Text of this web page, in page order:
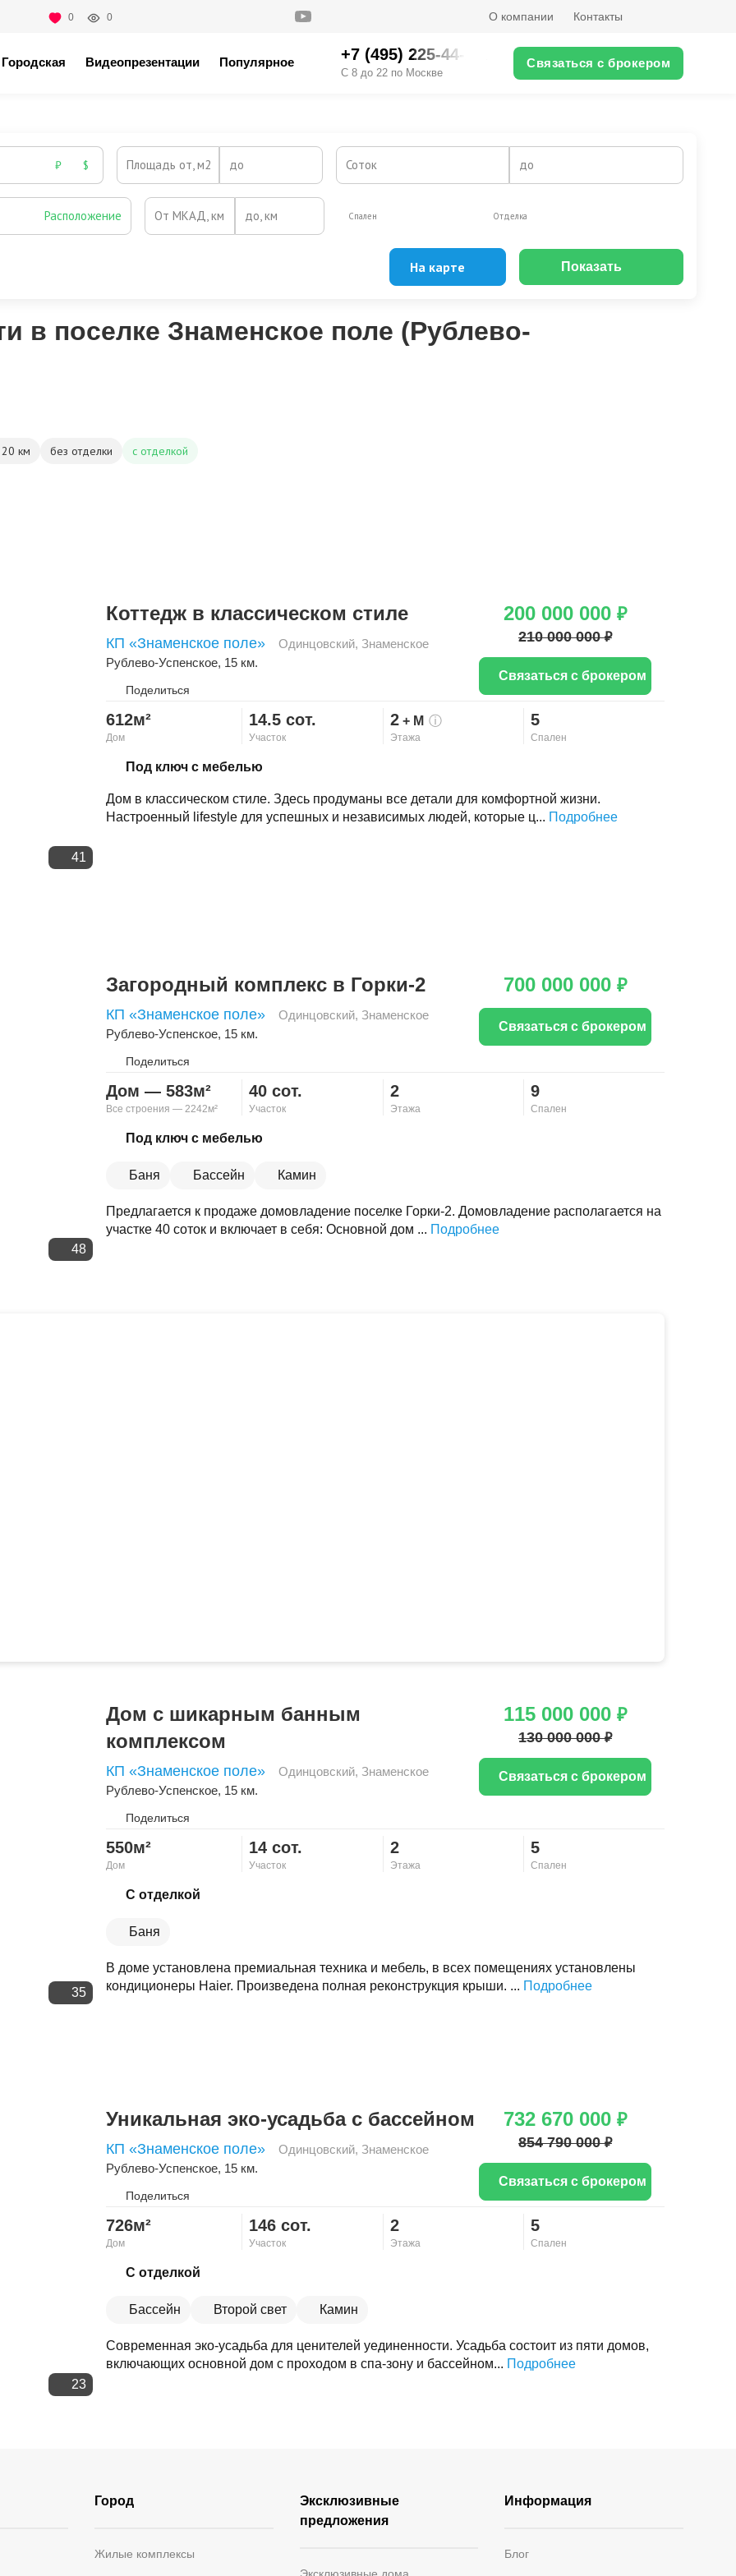
0 0 О компании Контакты
Городская Видеопрезентации Популярное +7 (495) 225-44-XX
С 8 до 22 по Москве
Связаться с брокером
₽ $ Площадь от, м2 до Соток до
Расположение От МКАД, км до, км Спален Отделка
На карте Показать
в поселке Знаменское поле (Рублево-
км без отделки с отделкой
41
Коттедж в классическом стиле
КП «Знаменское поле» Одинцовский, Знаменское
Рублево-Успенское, 15 км.
Поделиться
Скопировать ссылку
612м²
Дом
14.5 сот.
Участок
2+ М ⓘ
Этажа
5
Спален
Под ключ с мебелью
Дом в классическом стиле. Здесь продуманы все детали для комфортной жизни.
Настроенный lifestyle для успешных и независимых людей, которые ц... Подробнее
200 000 000 ₽
210 000 000 ₽
Связаться с брокером
48
Загородный комплекс в Горки-2
КП «Знаменское поле» Одинцовский, Знаменское
Рублево-Успенское, 15 км.
Поделиться
Скопировать ссылку
Дом — 583м²
Все строения — 2242м²
40 сот.
Участок
2
Этажа
9
Спален
Под ключ с мебелью
Баня Бассейн Камин
Предлагается к продаже домовладение поселке Горки-2. Домовладение располагается на
участке 40 соток и включает в себя: Основной дом ... Подробнее
700 000 000 ₽
Связаться с брокером
35
Дом с шикарным банным
комплексом
КП «Знаменское поле» Одинцовский, Знаменское
Рублево-Успенское, 15 км.
Поделиться
Скопировать ссылку
550м²
Дом
14 сот.
Участок
2
Этажа
5
Спален
С отделкой
Баня
В доме установлена премиальная техника и мебель, в всех помещениях установлены
кондиционеры Haier. Произведена полная реконструкция крыши. ... Подробнее
115 000 000 ₽
130 000 000 ₽
Связаться с брокером
23
Уникальная эко-усадьба с бассейном
КП «Знаменское поле» Одинцовский, Знаменское
Рублево-Успенское, 15 км.
Поделиться
Скопировать ссылку
726м²
Дом
146 сот.
Участок
2
Этажа
5
Спален
С отделкой
Бассейн Второй свет Камин
Современная эко-усадьба для ценителей уединенности. Усадьба состоит из пяти домов,
включающих основной дом с проходом в спа-зону и бассейном... Подробнее
732 670 000 ₽
854 790 000 ₽
Связаться с брокером
Город
Жилые комплексы
Эксклюзивные
предложения
Эксклюзивные дома
Информация
Блог